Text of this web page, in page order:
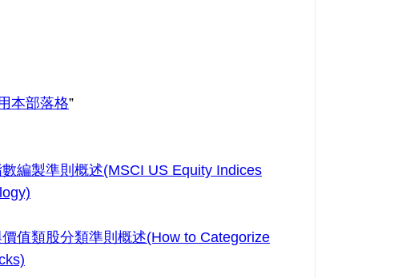
本部落格”
編製準則概述(MSCI US Equity Indices
值類股分類準則概述(How to Categorize